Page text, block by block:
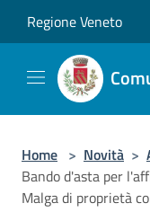
Regione Veneto
Home > Novità >
Bando d'asta per
Malga di proprietà